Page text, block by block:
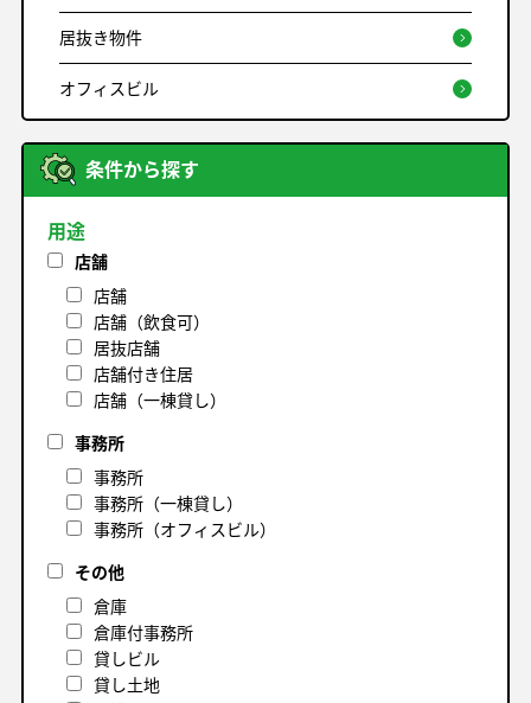
居抜き物件
オフィスビル
条件から探す
用途
店舗
店舗
店舗（飲食可）
居抜店舗
店舗付き住居
店舗（一棟貸し）
事務所
事務所
事務所（一棟貸し）
事務所（オフィスビル）
その他
倉庫
倉庫付事務所
貸しビル
貸し土地